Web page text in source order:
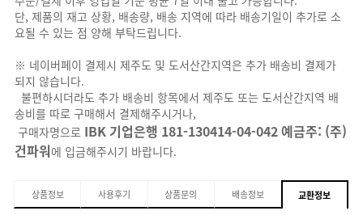
단, 제품의 재고 상황, 배송량, 배송 지역에 따라 배송기일이 추가로 소
요될 수 있는 점 양해 부탁드립니다.
※ 네이버페이 결제시 제주도 및 도서산간지역은 추가 배송비 결제가
되지 않습니다.
불편하시더라도 추가 배송비 항목에서 제주도 또는 도서산간지역 배
송비를 따로 구매해서 결제해주시거나,
구매자명으로 IBK 기업은행 181-130414-04-042 예금주: (주)
건파워에 입금해주시기 바랍니다.
상품정보 사용후기 상품문의 배송정보 교환정보